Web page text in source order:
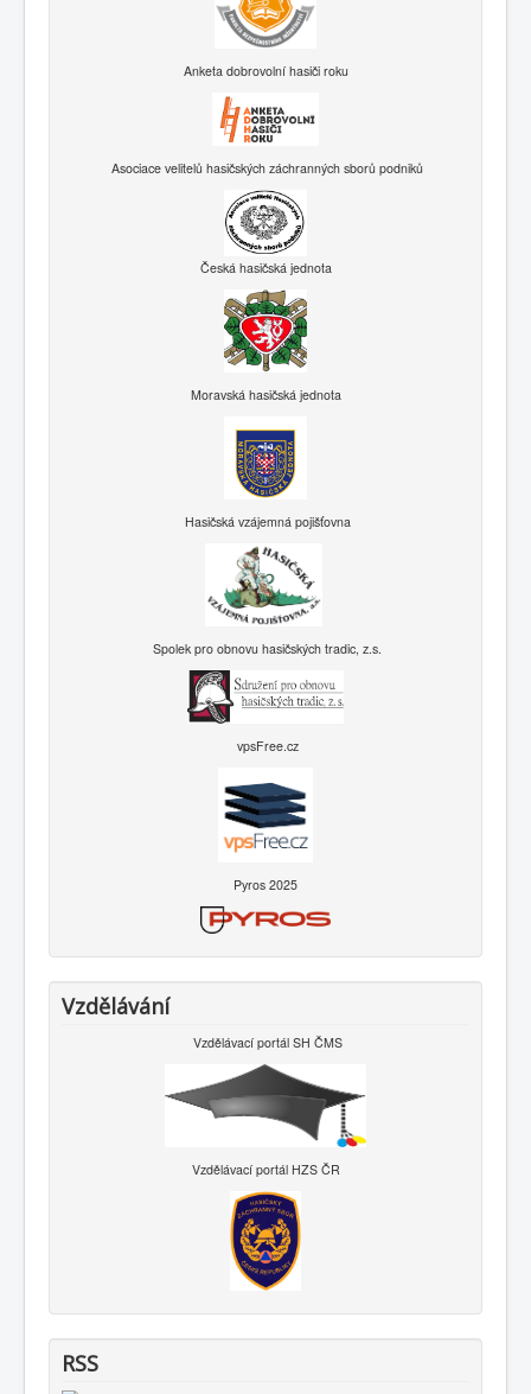
Anketa dobrovolní hasiči roku
Asociace velitelů hasičských záchranných sborů podniků
Česká hasičská jednota
Moravská hasičská jednota
Hasičská vzájemná pojišťovna
Spolek pro obnovu hasičských tradic, z.s.
vpsFree.cz
Pyros 2025
Vzdělávání
Vzdělávací portál SH ČMS
Vzdělávací portál HZS ČR
RSS